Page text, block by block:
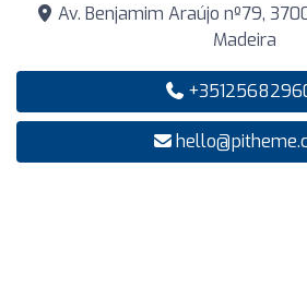
Av. Benjamim Araújo nº79,
Madeira